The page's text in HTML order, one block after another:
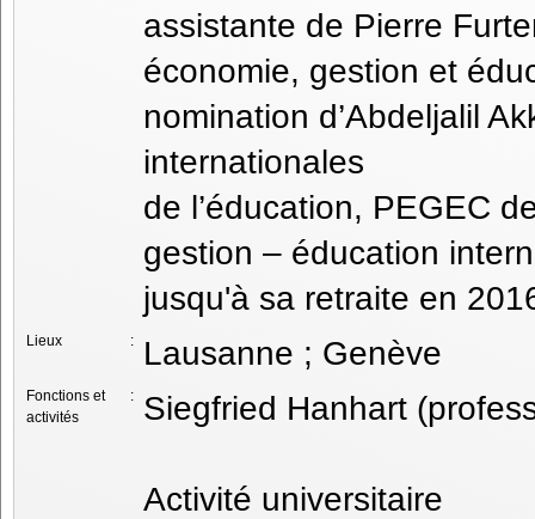
assistante de Pierre
économie, gestion et
nomination d’Abdeljalil
internationales
de l’éducation, PEGEC
gestion – éducation
jusqu'à sa retraite en
Lieux : Lausanne ; Genève
Fonctions et
activités
: Siegfried Hanhart
Activité universitaire